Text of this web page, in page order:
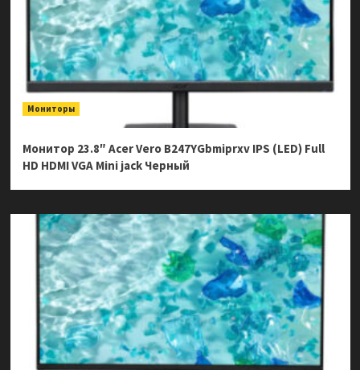
Мониторы
Монитор 23.8″ Acer Vero B247YGbmiprxv IPS (LED) Full
HD HDMI VGA Mini jack Черный